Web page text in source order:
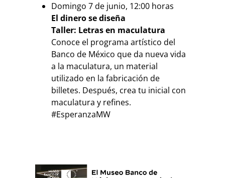
Domingo 7 de junio, 12:00 horas
El dinero se diseña
Taller: Letras en maculatura
Conoce el programa artístico del
Banco de México que da nueva vida
a la maculatura, un material
utilizado en la fabricación de
billetes. Después, crea tu inicial con
maculatura y refines.
#EsperanzaMW